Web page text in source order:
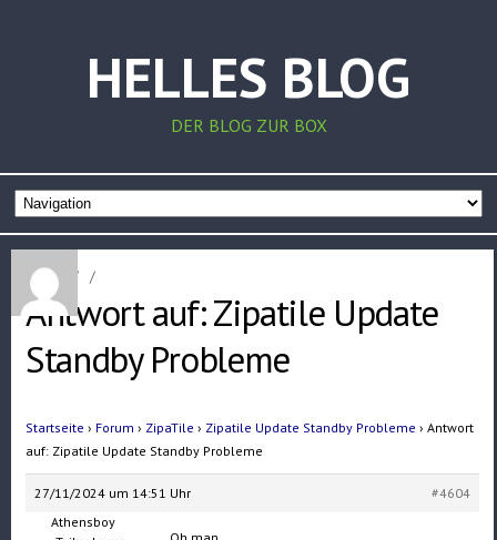
HELLES BLOG
DER BLOG ZUR BOX
Home / /
Antwort auf: Zipatile Update
Standby Probleme
Startseite › Forum › ZipaTile › Zipatile Update Standby Probleme › Antwort
auf: Zipatile Update Standby Probleme
27/11/2024 um 14:51 Uhr
#4604
Athensboy